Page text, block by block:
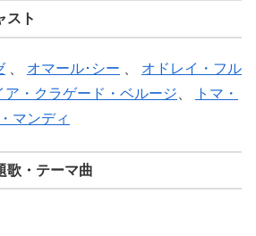
スト
、 オマール･シー
オドレイ・フル
ア・クラゲード・ベルージ
トマ・
マンディ
歌・テーマ曲